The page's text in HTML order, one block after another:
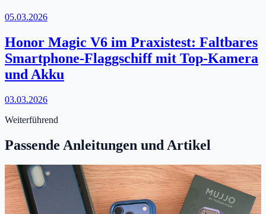
05.03.2026
Honor Magic V6 im Praxistest: Faltbares
Smartphone-Flaggschiff mit Top-Kamera
und Akku
03.03.2026
Weiterführend
Passende Anleitungen und Artikel